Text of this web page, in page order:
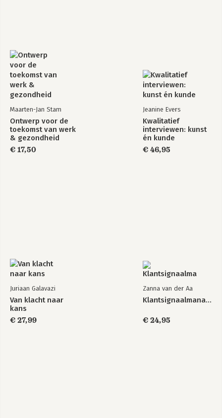
Maarten-Jan Stam
Ontwerp voor de
toekomst van werk
& gezondheid
€ 17,50
Jeanine Evers
Kwalitatief
interviewen: kunst
én kunde
€ 46,95
Juriaan Galavazi
Van klacht naar
kans
€ 27,99
Zanna van der Aa
Klantsignaalmanagement
€ 24,95